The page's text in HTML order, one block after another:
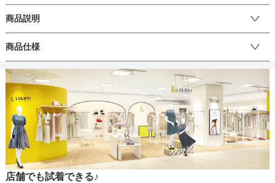
オールインワンのサイズ
134
肩幅
そでの長さ
アームホール
商品説明
オーガンジーの刺繍が大人かわいいオールインワン♪サテン生地のハ
イウエストデザインが脚長効果を演出します。背中ファスナーで着
脱しやすいクラシカルでエレガントな一枚です。結婚式をはじめと
するお祝い事での着用はもちろん、ちょっとしたお出かけや写真撮
影などでもご利用頂けます♪シーンに合わせてご利用下さい。
商品仕様
丈 ひざ上 ひざ下 ミモレ パンツ
生地の厚さ 薄い 厚め
店舗でも試着できる♪